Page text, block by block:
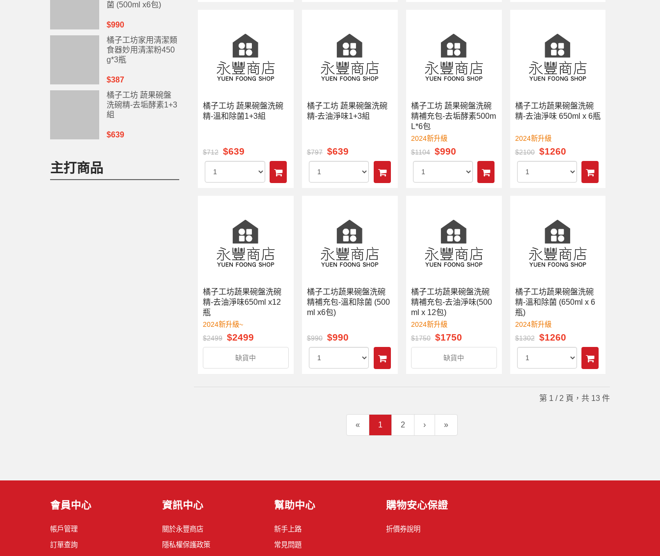
橘子工坊 蔬果碗盤洗碗
精-溫和除菌1+3組
$712 $639
橘子工坊 蔬果碗盤洗碗
精-去油淨味1+3組
$797 $639
橘子工坊 蔬果碗盤洗碗
精補充包-去垢酵素500m
L*6包
2024新升級
$1104 $990
橘子工坊蔬果碗盤洗碗
精-去油淨味 650ml x 6瓶
2024新升級
$2100 $1260
橘子工坊蔬果碗盤洗碗
精-去油淨味650ml x12
瓶
2024新升級~
$2499 $2499
缺貨中
橘子工坊蔬果碗盤洗碗
精補充包-溫和除菌 (500
ml x6包)
$990 $990
橘子工坊蔬果碗盤洗碗
精補充包-去油淨味(500
ml x 12包)
2024新升級
$1750 $1750
缺貨中
橘子工坊蔬果碗盤洗碗
精-溫和除菌 (650ml x 6
瓶)
2024新升級
$1302 $1260
第 1 / 2 頁，共 13 件
« 1 2 › »
菌 (500ml x6包)
$990
橘子工坊家用清潔類
食器妙用清潔粉450
g*3瓶
$387
橘子工坊 蔬果碗盤
洗碗精-去垢酵素1+3
組
$639
主打商品
會員中心
帳戶管理
訂單查詢
資訊中心
關於永豐商店
隱私權保護政策
幫助中心
新手上路
常見問題
購物安心保證
折價券說明